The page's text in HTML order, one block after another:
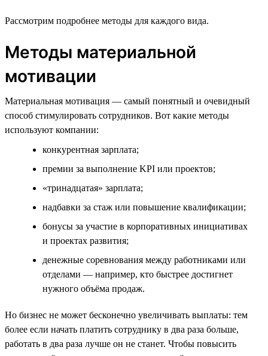
Рассмотрим подробнее методы для каждого вида.
Методы материальной
мотивации
Материальная мотивация — самый понятный и очевидный
способ стимулировать сотрудников. Вот какие методы
используют компании:
конкурентная зарплата;
премии за выполнение KPI или проектов;
«тринадцатая» зарплата;
надбавки за стаж или повышение квалификации;
бонусы за участие в корпоративных инициативах
и проектах развития;
денежные соревнования между работниками или
отделами — например, кто быстрее достигнет
нужного объёма продаж.
Но бизнес не может бесконечно увеличивать выплаты: тем
более если начать платить сотруднику в два раза больше,
работать в два раза лучше он не станет. Чтобы повысить